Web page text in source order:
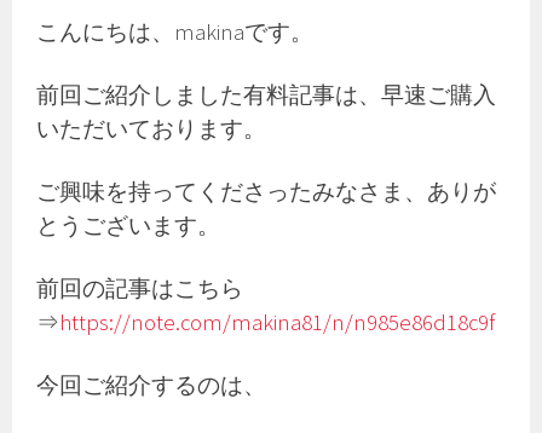
こんにちは、makinaです。
前回ご紹介しました有料記事は、早速ご購入
いただいております。
ご興味を持ってくださったみなさま、ありが
とうございます。
前回の記事はこちら
⇒https://note.com/makina81/n/n985e86d18c9f
今回ご紹介するのは、